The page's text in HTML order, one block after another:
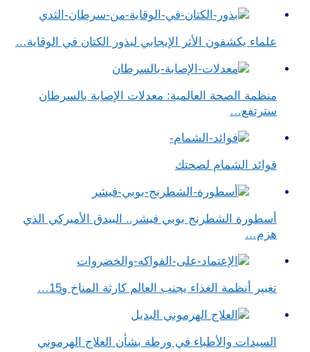
علماء يكشفون الأثر الإيجابي لبذور الكتان في الوقاية…
منظمة الصحة العالمية: معدلات الإصابة بالسرطان
سترتفع…
فوائد الشمام لصحتك
أسطورة الشطرنج بوبي فيشر.. البيدق الأميركي الذي
هزم…
تغيير أنظمة الغذاء يجنب العالم كارثة المناخ و15…
السيدات والأطباء في ورطة بشأن العلاج الهرموني